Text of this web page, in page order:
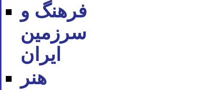
فرهنگ و
سرزمین
ایران
هنر